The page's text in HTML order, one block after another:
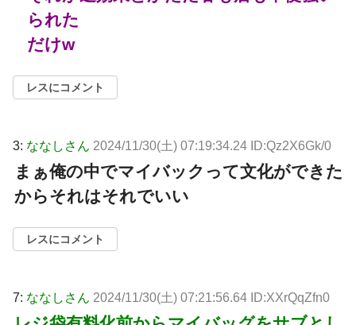
られた
だけw
レスにコメント
3: ななしさん 2024/11/30(土) 07:19:34.24 ID:Qz2X6Gk/0
まぁ俺の中でマイバックって文化ができた
からそれはそれでいい
レスにコメント
7: ななしさん 2024/11/30(土) 07:21:56.64 ID:XXrQqZfn0